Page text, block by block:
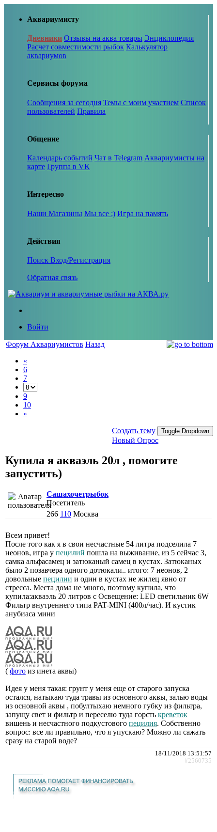
Аквариумисту
Дневники Отзывы на аква товары Энциклопедия
Расчет совместимости рыбок Калькулятор
аквариумов
Сервисы форума
Сообщения за сегодня Темы с моим участием Список
пользователей Правила
Общение
Календарь событий Чат в Telegram Аквариумисты на
карте Группа в VK
Интересно
Наши Магазины Мы все :) Игра на память
Действия
Поиск Вход/Регистрация
Обратная связь
Войти
Форум Аквариумистов Назад
«
6
7
9
10
»
Создать тему Toggle Dropdown
Новый Опрос
Купила я акваэль 20л , помогите
запустить)
Сашахочетрыбок
Посетитель
266 110 Москва
Всем привет!
После того как я в свои несчастные 54 литра подселила 7
неонов, игра у пецилий пошла на выживание, из 5 сейчас 3,
самка альфасамец и затюканый самец в кустах. Затюканых
было 2 позавчера одного дотюкали.. итого: 7 неонов, 2
довольные пецилии и один в кустах не жилец явно от
стресса. Места дома не много, поэтому купила, что
купила:акваэль 20 литров с Освещение: LED светильник 6W
Фильтр внутреннего типа PAT-MINI (400л/час). И кустик
анубиаса мини
( фото из инета аквы)
Идея у меня такая: грунт у меня еще от старого запуска
остался, натыкаю туда травы из основного аквы, залью воды
из основной аквы , побултыхаю немного губку из фильтра,
запущу свет и фильтр и переселю туда горсть креветок
вишень и несчастного подкустового пецилия. Собственно
вопрос: все ли правильно, что я упускаю? Можно ли сажать
сразу на старой воде?
18/11/2018 13:51:57
#2560735